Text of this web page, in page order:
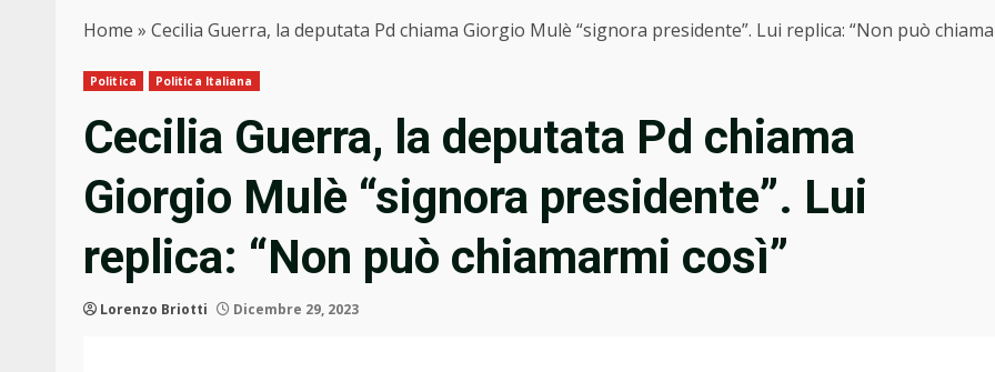
Home » Cecilia Guerra, la deputata Pd chiama Giorgio Mulè “signora presidente”. Lui replica: “Non può
Politica Politica Italiana
Cecilia Guerra, la deputata Pd chiama
Giorgio Mulè “signora presidente”. Lui
replica: “Non può chiamarmi così”
Lorenzo Briotti Dicembre 29, 2023